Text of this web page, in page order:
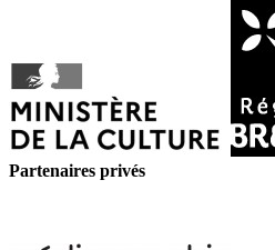
Partenaires privés